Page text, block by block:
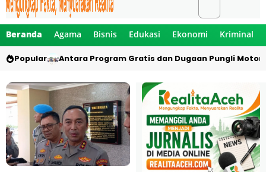
Beranda Agama Bisnis Edukasi Ekonomi Kriminal
Popular Antara Program Gratis dan Dugaan Pungli Motor